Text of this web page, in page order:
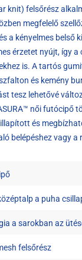
knit) felsőrész
megfelelő
a kényelmes belső
érzetet nyújt, így a
is. A tartós
és kemény
tesz lehetővé
női futócipő
és
belépéshez vagy a
a puha
a sarokban az
felsőrész